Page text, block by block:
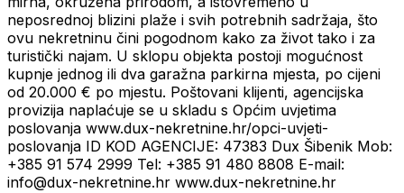
neposrednoj blizini plaže i svih potrebnih sadržaja, što
ovu nekretninu čini pogodnom kako za život tako i za
turistički najam. U sklopu objekta postoji mogućnost
kupnje jednog ili dva garažna parkirna mjesta, po cijeni
od 20.000 € po mjestu. Poštovani klijenti, agencijska
provizija naplaćuje se u skladu s Općim uvjetima
poslovanja www.dux-nekretnine.hr/opci-uvjeti-
poslovanja ID KOD AGENCIJE: 47383 Dux Šibenik Mob:
+385 91 574 2999 Tel: +385 91 480 8808 E-mail:
info@dux-nekretnine.hr www.dux-nekretnine.hr